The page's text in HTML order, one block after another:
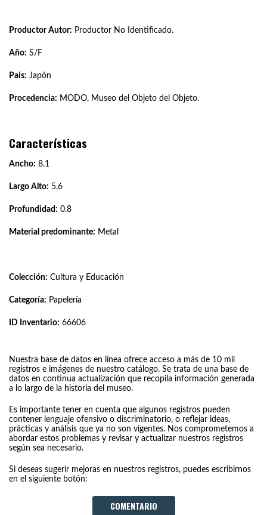
Productor Autor: Productor No Identificado.
Año: S/F
País: Japón
Procedencia: MODO, Museo del Objeto del Objeto.
Características
Ancho: 8.1
Largo Alto: 5.6
Profundidad: 0.8
Material predominante: Metal
Colección: Cultura y Educación
Categoría: Papelería
ID Inventario: 66606
Nuestra base de datos en línea ofrece acceso a más de 10 mil
registros e imágenes de nuestro catálogo. Se trata de una base de
datos en continua actualización que recopila información generada
a lo largo de la historia del museo.
Es importante tener en cuenta que algunos registros pueden
contener lenguaje ofensivo o discriminatorio, o reflejar ideas,
prácticas y análisis que ya no son vigentes. Nos comprometemos a
abordar estos problemas y revisar y actualizar nuestros registros
según sea necesario.
Si deseas sugerir mejoras en nuestros registros, puedes escribirnos
en el siguiente botón:
COMENTARIO